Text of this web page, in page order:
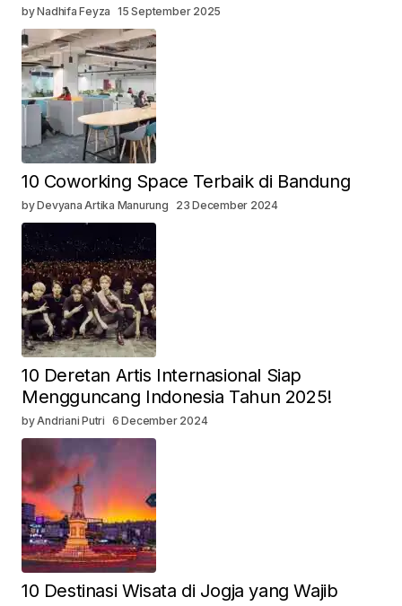
by Nadhifa Feyza 15 September 2025
10 Coworking Space Terbaik di Bandung
by Devyana Artika Manurung 23 December 2024
10 Deretan Artis Internasional Siap
Mengguncang Indonesia Tahun 2025!
by Andriani Putri 6 December 2024
10 Destinasi Wisata di Jogja yang Wajib